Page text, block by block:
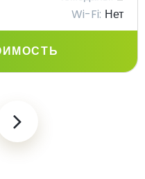
Wi-Fi: Нет